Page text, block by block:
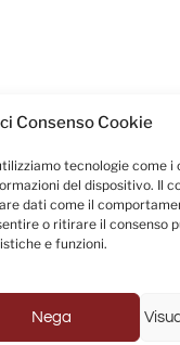
Consenso Cookie
tecnologie come i
del dispositivo. Il
dati come il
o ritirare il consenso
e funzioni.
Nega